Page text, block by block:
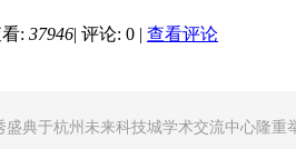
: 37946| 评论: 0 | 查看评论
典于杭州未来科技城学术交流中心隆重